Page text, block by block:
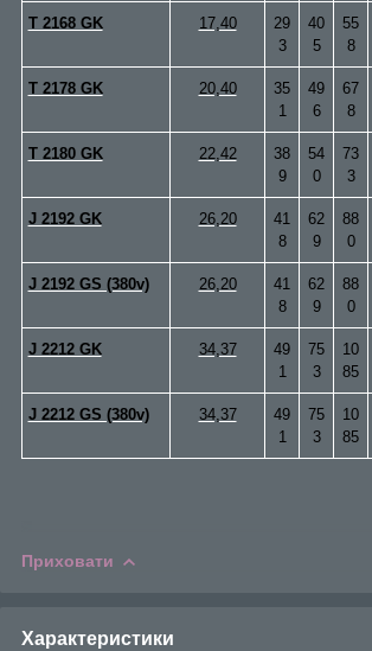
T 2168 GK 17,40
29
3
40
5
55
8
T 2178 GK 20,40
35
1
49
6
67
8
T 2180 GK 22,42
38
9
54
0
73
3
J 2192 GK 26,20
41
8
62
9
88
0
J 2192 GS (380v) 26,20
41
8
62
9
88
0
J 2212 GK 34,37
49
1
75
3
10
85
J 2212 GS (380v) 34,37
49
1
75
3
10
85
Приховати
Характеристики